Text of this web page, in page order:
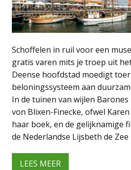
Schoffelen in ruil voor een
gratis varen mits je troep uit
Deense hoofdstad moedigt
beloningssysteem aan
In de tuinen van wijlen
von Blixen-Finecke, ofwel
haar boek, en de gelijknamige
de Nederlandse Lijsbeth de
LEES MEER